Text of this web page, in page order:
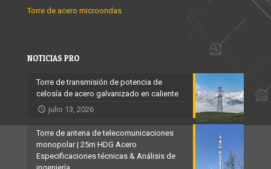
Torre de acero microondas
NOTICIAS PRO
Torre de transmisión de potencia de
celosía de acero galvanizado en caliente
julio 13, 2026
Torre de antena de telecomunicaciones
monopolar | 25m HDG Acero
Especificaciones técnicas & Análisis de